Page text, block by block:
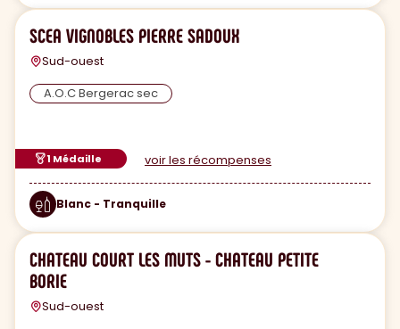
SCEA VIGNOBLES PIERRE SADOUX
Sud-ouest
A.O.C Bergerac sec
1 Médaille voir les récompenses
Blanc - Tranquille
CHATEAU COURT LES MUTS - CHATEAU PETITE
BORIE
Sud-ouest